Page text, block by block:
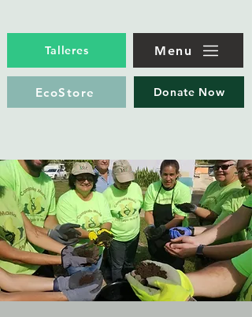
Talleres Menu
EcoStore Donate Now